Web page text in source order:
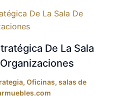
De La Sala
, Oficinas, salas de